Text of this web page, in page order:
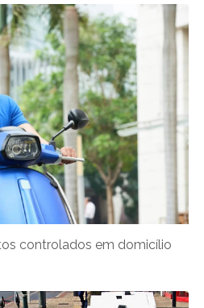
controlados em domicílio